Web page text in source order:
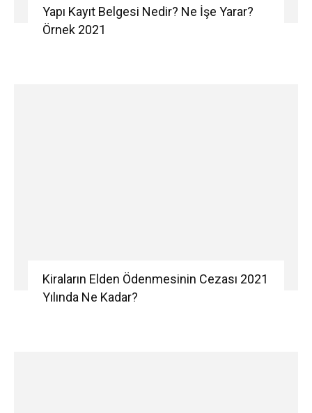
Yapı Kayıt Belgesi Nedir? Ne İşe Yarar?
Örnek 2021
Kiraların Elden Ödenmesinin Cezası 2021
Yılında Ne Kadar?